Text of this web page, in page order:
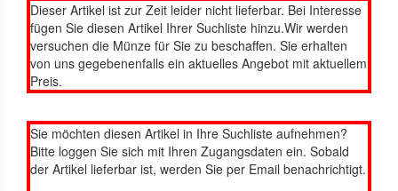
Dieser Artikel ist zur Zeit leider nicht lieferbar. Bei Interesse
fügen Sie diesen Artikel Ihrer Suchliste hinzu.Wir werden
versuchen die Münze für Sie zu beschaffen. Sie erhalten
von uns gegebenenfalls ein aktuelles Angebot mit aktuellem
Preis.
Sie möchten diesen Artikel in Ihre Suchliste aufnehmen?
Bitte loggen Sie sich mit Ihren Zugangsdaten ein. Sobald
der Artikel lieferbar ist, werden Sie per Email benachrichtigt.